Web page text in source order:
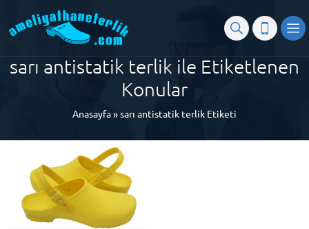
sarı antistatik terlik ile Etiketlenen
Konular
Anasayfa»sarı antistatik terlik Etiketi